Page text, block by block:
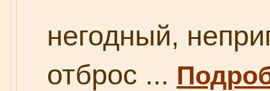
негодный,
отброс ...